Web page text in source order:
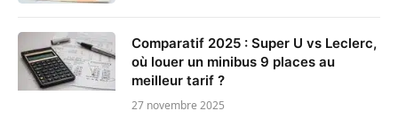
Comparatif 2025 : Super U vs Leclerc,
où louer un minibus 9 places au
meilleur tarif ?
27 novembre 2025